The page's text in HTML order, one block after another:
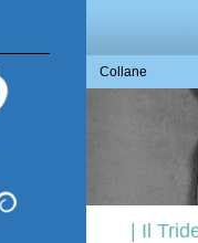
Collane
| Il